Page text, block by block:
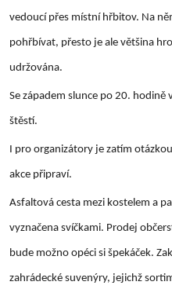
vedoucí přes místní hřbitov. Na
pohřbívat, přesto je ale většina
udržována.
Se západem slunce po 20.
štěstí.
I pro organizátory je zatím
akce připraví.
Asfaltová cesta mezi kostelem a
vyznačena svíčkami. Prodej
bude možno opéci si špekáček.
zahrádecké suvenýry, jejichž